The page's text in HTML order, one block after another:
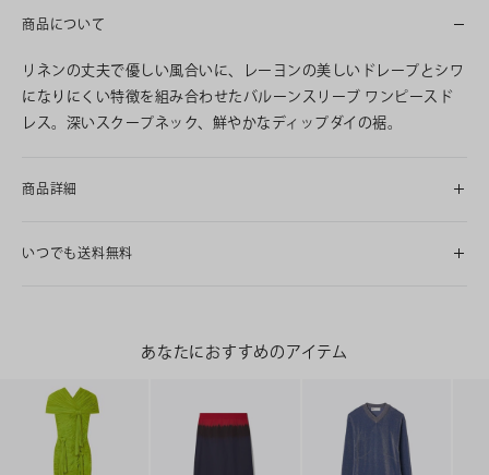
商品について
リネンの丈夫で優しい風合いに、レーヨンの美しいドレープとシワ
になりにくい特徴を組み合わせたバルーンスリーブ ワンピースド
レス。深いスクープネック、鮮やかなディップダイの裾。
商品詳細
いつでも送料無料
あなたにおすすめのアイテム